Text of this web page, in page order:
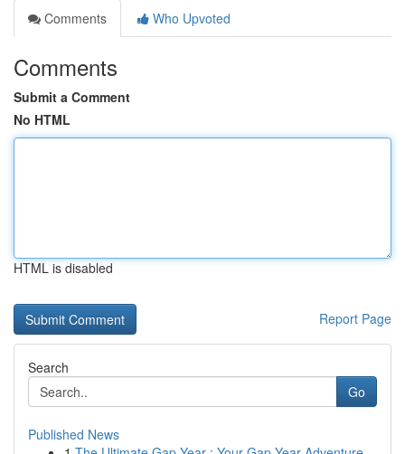
Comments
Who Upvoted
Comments
Submit a Comment
No HTML
HTML is disabled
Report Page
Search
Go
Published News